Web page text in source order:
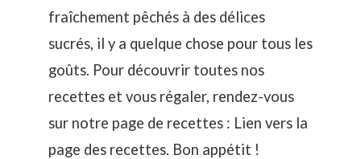
fraîchement pêchés à des délices
sucrés, il y a quelque chose pour tous les
goûts. Pour découvrir toutes nos
recettes et vous régaler, rendez-vous
sur notre page de recettes : Lien vers la
page des recettes. Bon appétit !